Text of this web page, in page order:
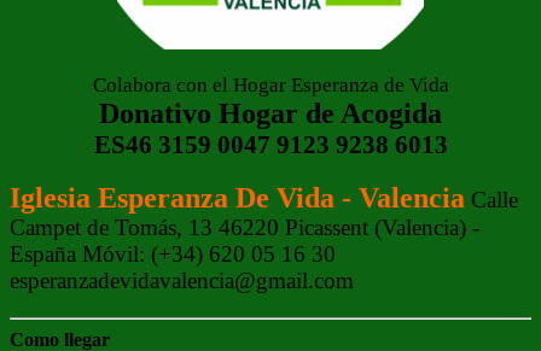
Colabora con el Hogar Esperanza de Vida
Donativo Hogar de Acogida
ES46 3159 0047 9123 9238 6013
Iglesia Esperanza De Vida - Valencia Calle
Campet de Tomás, 13 46220 Picassent (Valencia) -
España Móvil: (+34) 620 05 16 30
esperanzadevidavalencia@gmail.com
Como llegar